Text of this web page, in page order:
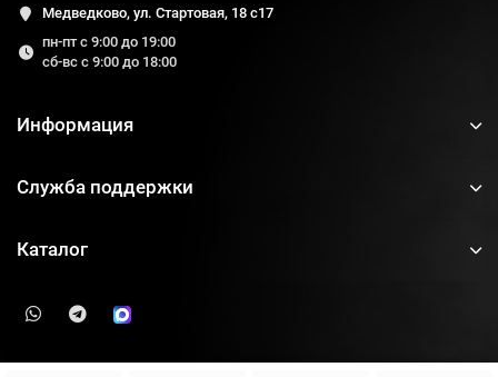
Медведково, ул. Стартовая, 18 с17
пн-пт с 9:00 до 19:00
сб-вс с 9:00 до 18:00
Информация
Служба поддержки
Каталог